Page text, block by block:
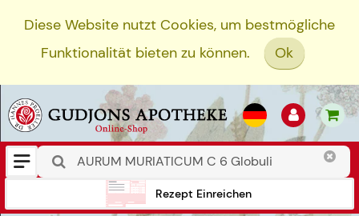
Diese Website nutzt Cookies, um bestmögliche
Funktionalität bieten zu können.
Ok
Rezept Einreichen